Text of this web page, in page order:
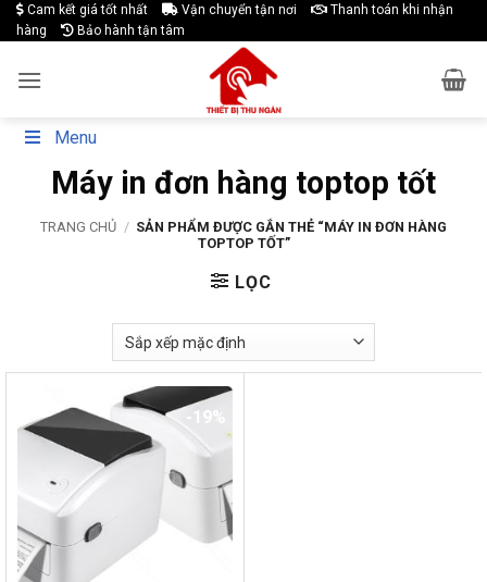
Skip
to
Cam kết giá tốt nhất Vận chuyển tận nơi
Thanh toán khi nhận
hàng
Bảo hành tận tâm
Menu
Máy in đơn hàng toptop tốt
TRANG CHỦ / SẢN PHẨM ĐƯỢC GẮN THẺ “MÁY IN ĐƠN HÀNG
TOPTOP TỐT”
LỌC
-19%